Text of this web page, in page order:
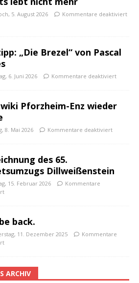
5. August 2026 Kommentare deaktiviert
„Die Brezel“ von Pascal
6. Juni 2026 Kommentare deaktiviert
Pforzheim-Enz wieder
8. Mai 2026 Kommentare deaktiviert
des 65.
Dillweißenstein
15. Februar 2026
Kommentare
back.
11. Dezember 2025
Kommentare
ARCHIV